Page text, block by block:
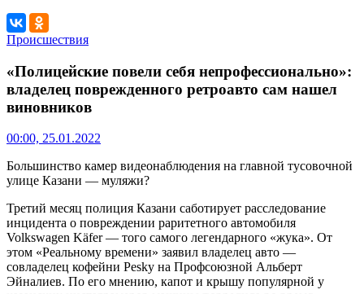
Происшествия
«Полицейские повели себя непрофессионально»:
владелец поврежденного ретроавто сам нашел
виновников
00:00, 25.01.2022
Большинство камер видеонаблюдения на главной тусовочной
улице Казани — муляжи?
Третий месяц полиция Казани саботирует расследование
инцидента о повреждении раритетного автомобиля
Volkswagen Käfer — того самого легендарного «жука». От
этом «Реальному времени» заявил владелец авто —
совладелец кофейни Peskу на Профсоюзной Альберт
Эйналиев. По его мнению, капот и крышу популярной у